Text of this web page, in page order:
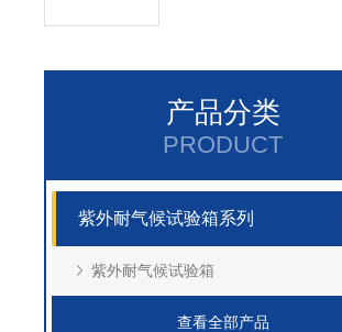
产品分类
PRODUCT
紫外耐气候试验箱系列
紫外耐气候试验箱
查看全部产品